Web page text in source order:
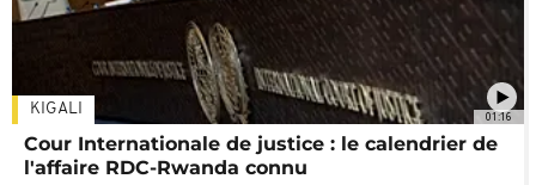
01:16
KIGALI
Cour Internationale de justice : le calendrier de
l'affaire RDC-Rwanda connu